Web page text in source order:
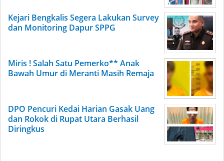
Kejari Bengkalis Segera Lakukan Survey
dan Monitoring Dapur SPPG
Miris ! Salah Satu Pemerko** Anak
Bawah Umur di Meranti Masih Remaja
DPO Pencuri Kedai Harian Gasak Uang
dan Rokok di Rupat Utara Berhasil
Diringkus